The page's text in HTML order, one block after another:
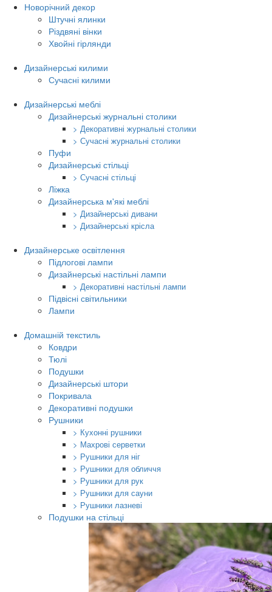
Новорічний декор
Штучні ялинки
Різдвяні вінки
Хвойні гірлянди
Дизайнерські килими
Сучасні килими
Дизайнерські меблі
Дизайнерські журнальні столики
> Декоративні журнальні столики
> Сучасні журнальні столики
Пуфи
Дизайнерські стільці
> Сучасні стільці
Ліжка
Дизайнерська м'які меблі
> Дизайнерські дивани
> Дизайнерські крісла
Дизайнерське освітлення
Підлогові лампи
Дизайнерські настільні лампи
> Декоративні настільні лампи
Підвісні світильники
Лампи
Домашній текстиль
Ковдри
Тюлі
Подушки
Дизайнерські штори
Покривала
Декоративні подушки
Рушники
> Кухонні рушники
> Махрові серветки
> Рушники для ніг
> Рушники для обличчя
> Рушники для рук
> Рушники для сауни
> Рушники лазневі
Подушки на стільці